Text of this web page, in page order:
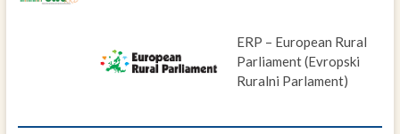
ERP – European Rural
Parliament (Evropski
Ruralni Parlament)